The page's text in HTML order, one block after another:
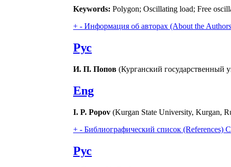
Keywords: Polygon; Oscillating load; Free
+ - Информация об авторах (About the
Рус
И. П. Попов (Курганский государственный
Eng
I. P. Popov (Kurgan State University, Kurgan,
+ - Библиографический список (References)
Рус